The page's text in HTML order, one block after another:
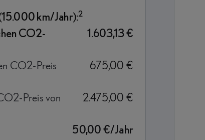
km/Jahr):2
CO2-
1.603,13 €
CO2-Preis
675,00 €
Preis von
2.475,00 €
50,00 €/Jahr